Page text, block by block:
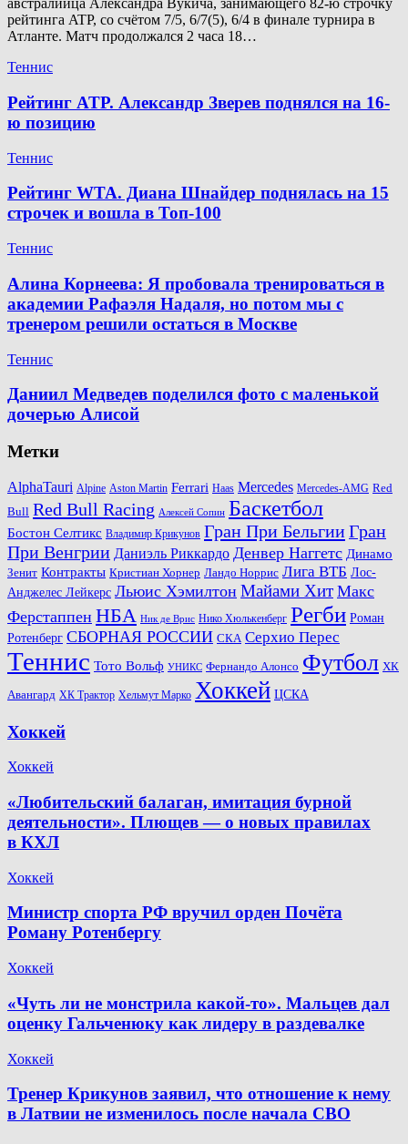
австралийца Александра Вукича, занимающего 82-ю строчку
рейтинга ATP, со счётом 7/5, 6/7(5), 6/4 в финале турнира в
Атланте. Матч продолжался 2 часа 18…
Теннис
Рейтинг ATP. Александр Зверев поднялся на 16-
ю позицию
Теннис
Рейтинг WTA. Диана Шнайдер поднялась на 15
строчек и вошла в Топ-100
Теннис
Алина Корнеева: Я пробовала тренироваться в
академии Рафаэля Надаля, но потом мы с
тренером решили остаться в Москве
Теннис
Даниил Медведев поделился фото с маленькой
дочерью Алисой
Метки
AlphaTauri Alpine Aston Martin Ferrari Haas Mercedes Mercedes-AMG Red
Bull Red Bull Racing Алексей Сопин Баскетбол
Бостон Селтикс Владимир Крикунов Гран При БельгииГран
При Венгрии Даниэль Риккардо Денвер Наггетс Динамо
Зенит Контракты Кристиан Хорнер Ландо Норрис Лига ВТБ Лос-
Анджелес Лейкерс Льюис Хэмилтон Майами Хит Макс
Ферстаппен НБА Ник де Врис Нико Хюлькенберг Регби Роман
Ротенберг СБОРНАЯ РОССИИ СКА Серхио Перес
Теннис Тото Вольф УНИКС Фернандо Алонсо Футбол ХК
Авангард ХК Трактор Хельмут Марко Хоккей ЦСКА
Хоккей
Хоккей
«Любительский балаган, имитация бурной
деятельности». Плющев — о новых правилах
в КХЛ
Хоккей
Министр спорта РФ вручил орден Почёта
Роману Ротенбергу
Хоккей
«Чуть ли не монстрила какой-то». Мальцев дал
оценку Гальченюку как лидеру в раздевалке
Хоккей
Тренер Крикунов заявил, что отношение к нему
в Латвии не изменилось после начала СВО